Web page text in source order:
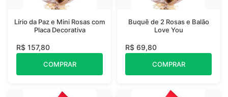
Lírio da Paz e Mini Rosas com
Placa Decorativa
R$ 157,80
COMPRAR
Buquê de 2 Rosas e Balão
Love You
R$ 69,80
COMPRAR